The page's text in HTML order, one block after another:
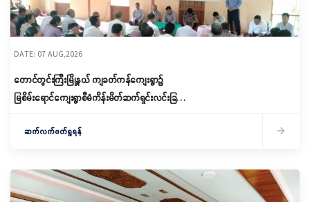
DATE: 07 AUG,2026
တောင်တွင်းကြီးမြို့နယ် ကျခတ်ကန်ကျေးရွာ၌
မြစိမ်းရောင်ကျေးရွာစီမံကိန်းမိတ်ဆက်ရှင်းလင်းခြင်း
ဆက်လက်ဖတ်ရှုရန်